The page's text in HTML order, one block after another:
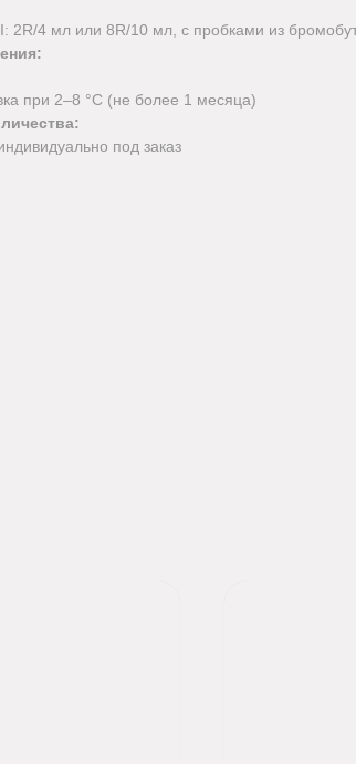
2R/4 мл или 8R/10 мл, с пробками из
при 2–8 °C (не более 1 месяца)
под заказ